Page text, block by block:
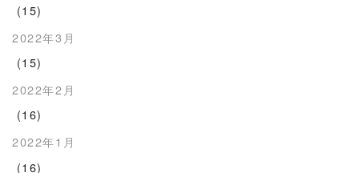
(15)
2022年3月
(15)
2022年2月
(16)
2022年1月
(16)